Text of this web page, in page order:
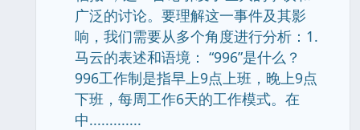
广泛的讨论。要理解这一事件及其影
响，我们需要从多个角度进行分析：1.
马云的表述和语境： “996”是什么？
996工作制是指早上9点上班，晚上9点
下班，每周工作6天的工作模式。在
中.............